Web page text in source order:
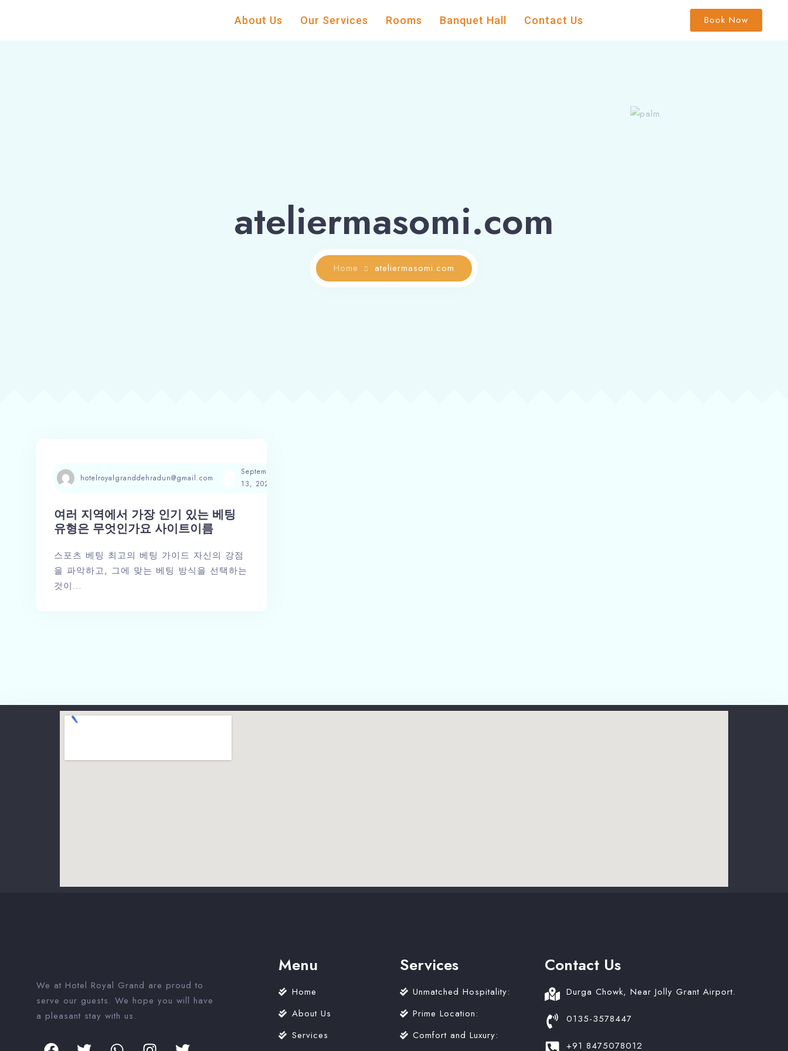
About Us Our Services Rooms Banquet Hall Contact Us Book Now
ateliermasomi.com
Home ateliermasomi.com
hotelroyalgranddehradun@gmail.com
September
13, 2025
여러 지역에서 가장 인기 있는 베팅
유형은 무엇인가요 사이트이름
스포츠 베팅 최고의 베팅 가이드 자신의 강점
을 파악하고, 그에 맞는 베팅 방식을 선택하는
것이…
We at Hotel Royal Grand are proud to
serve our guests. We hope you will have
a pleasant stay with us.
Menu
Home
About Us
Services
Services
Unmatched Hospitality:
Prime Location:
Comfort and Luxury:
Contact Us
Durga Chowk, Near Jolly Grant Airport.
0135-3578447
+91 8475078012